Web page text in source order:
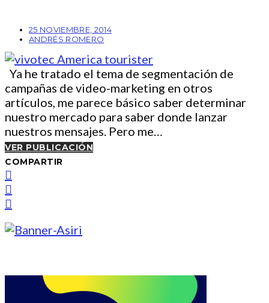
25 NOVIEMBRE, 2014
ANDRÉS ROMERO
Ya he tratado el tema de segmentación de
campañas de video-marketing en otros
artículos, me parece básico saber determinar
nuestro mercado para saber donde lanzar
nuestros mensajes. Pero me…
VER PUBLICACIÓN
COMPARTIR